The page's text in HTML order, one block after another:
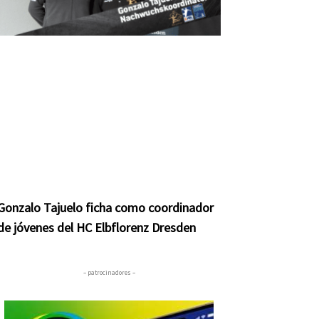
Tajuelo ficha como coordinador
jóvenes del HC Elbflorenz Dresden
– patrocinadores –